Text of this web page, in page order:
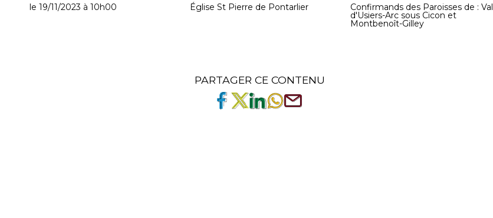
le 19/11/2023 à 10h00 Église St Pierre de Pontarlier Confirmands des Paroisses de : Val
d'Usiers-Arc sous Cicon et
Montbenoît-Gilley
PARTAGER CE CONTENU